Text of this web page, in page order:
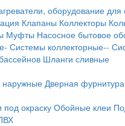
оборудование для
Клапаны Коллекторы
Муфты Насосное бытовое
Системы коллекторные--
Шланги сливные
наружные Дверная фурнитура
окраску Обойные клеи